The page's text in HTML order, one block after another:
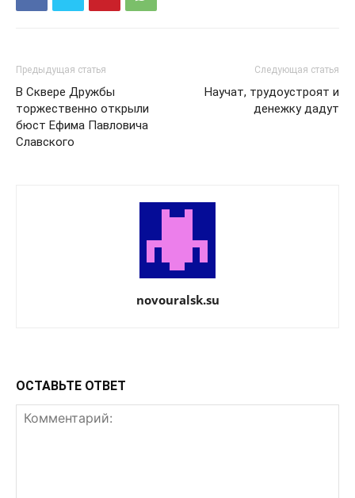
Предыдущая статья
В Сквере Дружбы
торжественно открыли
бюст Ефима Павловича
Славского
Следующая статья
Научат, трудоустроят и
денежку дадут
novouralsk.su
ОСТАВЬТЕ ОТВЕТ